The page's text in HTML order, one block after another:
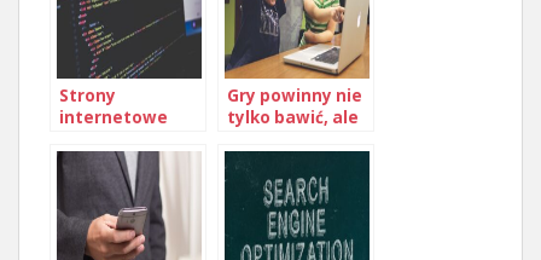
Strony
internetowe
Gry powinny nie
tylko bawić, ale